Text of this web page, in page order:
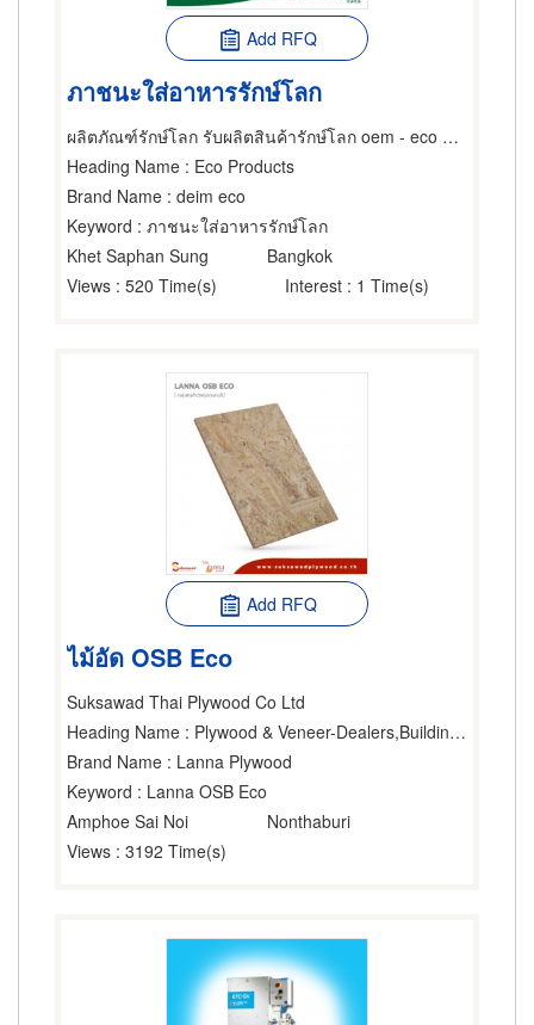
Add RFQ
ภาชนะใส่อาหารรักษ์โลก
ผลิตภัณฑ์รักษ์โลก รับผลิตสินค้ารักษ์โลก oem - eco product
Heading Name : Eco Products
Brand Name : deim eco
Keyword : ภาชนะใส่อาหารรักษ์โลก
Khet Saphan Sung
Bangkok
Views : 520 Time(s) Interest : 1 Time(s)
Add RFQ
ไม้อัด OSB Eco
Suksawad Thai Plywood Co Ltd
Heading Name : Plywood & Veneer-Dealers,Building Materials,Lumber & Wood
Brand Name : Lanna Plywood
Keyword : Lanna OSB Eco
Amphoe Sai Noi
Nonthaburi
Views : 3192 Time(s)